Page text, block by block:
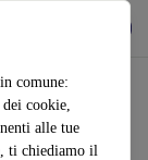
comune:
cookie,
alle tue
ti chiediamo il